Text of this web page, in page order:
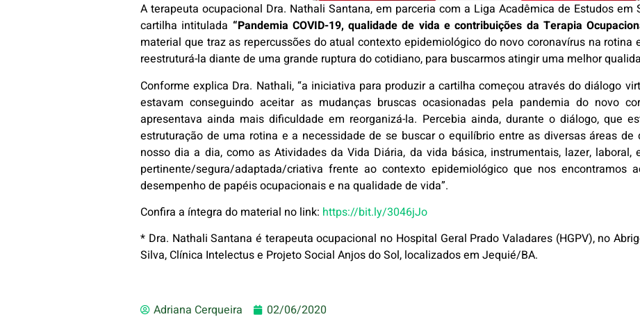
A terapeuta ocupacional Dra. Nathali Santana, em parceria com a Liga Acadêmica de Estudos em
cartilha intitulada “Pandemia COVID-19, qualidade de vida e contribuições da Terapia
material que traz as repercussões do atual contexto epidemiológico do novo coronavírus na rotina
reestruturá-la diante de uma grande ruptura do cotidiano, para buscarmos atingir uma melhor
Conforme explica Dra. Nathali, “a iniciativa para produzir a cartilha começou através do diálogo
estavam conseguindo aceitar as mudanças bruscas ocasionadas pela pandemia do novo
apresentava ainda mais dificuldade em reorganizá-la. Percebia ainda, durante o diálogo, que
estruturação de uma rotina e a necessidade de se buscar o equilíbrio entre as diversas áreas
nosso dia a dia, como as Atividades da Vida Diária, da vida básica, instrumentais, lazer, laboral,
pertinente/segura/adaptada/criativa frente ao contexto epidemiológico que nos encontramos
desempenho de papéis ocupacionais e na qualidade de vida”.
Confira a íntegra do material no link: https://bit.ly/3046jJo
* Dra. Nathali Santana é terapeuta ocupacional no Hospital Geral Prado Valadares (HGPV), no
Silva, Clínica Intelectus e Projeto Social Anjos do Sol, localizados em Jequié/BA.
Adriana Cerqueira 02/06/2020